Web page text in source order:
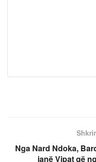
Nga Nard Ndoka,
janë Vipat që